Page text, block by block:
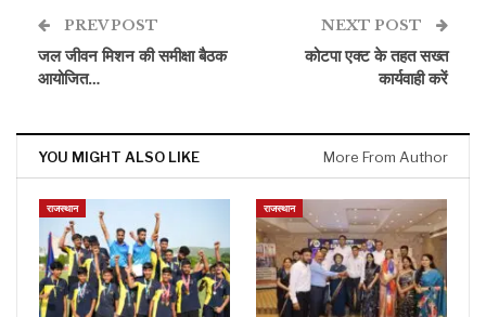
PREV POST
जल जीवन मिशन की समीक्षा बैठक
आयोजित…
NEXT POST
कोटपा एक्ट के तहत सख्त
कार्यवाही करें
YOU MIGHT ALSO LIKE More From Author
राजस्थान राजस्थान